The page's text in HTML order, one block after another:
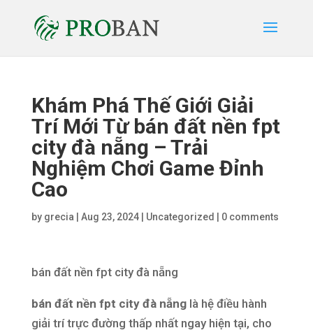
Khám Phá Thế Giới Giải
Trí Mới Từ bán đất nền fpt
city đà nẵng – Trải
Nghiệm Chơi Game Đỉnh
Cao
by grecia Aug 23, 2024| Uncategorized 0 comments
bán đất nền fpt city đà nẵng
bán đất nền fpt city đà nẵnglà hệ điều hành
giải trí trực đường thấp nhất ngay hiện tại, cho